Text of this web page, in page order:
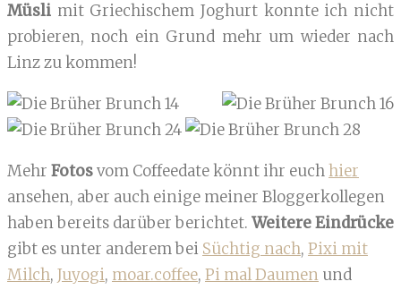
Müsli mit Griechischem Joghurt konnte ich nicht
probieren, noch ein Grund mehr um wieder nach
Linz zu kommen!
Mehr Fotosvom Coffeedate könnt ihr euchhier
ansehen, aber auch einige meiner Bloggerkollegen
haben bereits darüber berichtet. Weitere Eindrücke
gibt es unter anderem bei Süchtig nach, Pixi mit
Milch, Juyogi, moar.coffee, Pi mal Daumen und